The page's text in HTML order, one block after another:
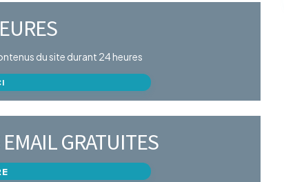
du site durant 24 heures
GRATUITES